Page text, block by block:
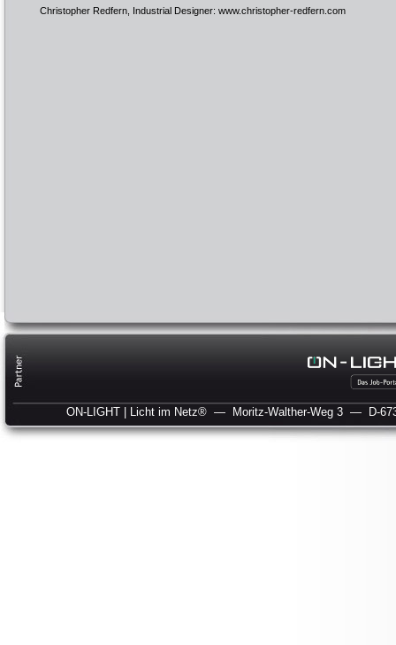
Christopher Redfern, Industrial Designer: www.christopher-redfern.com
ON-LIGHT | Licht im Netz® — Moritz-Walther-Weg 3 — D-